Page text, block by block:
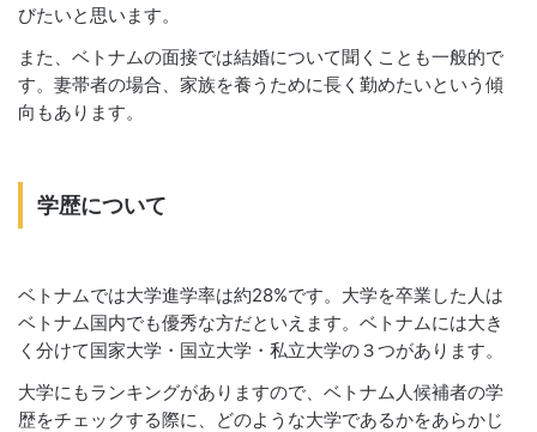
びたいと思います。
また、ベトナムの面接では結婚について聞くことも一般的で
す。妻帯者の場合、家族を養うために長く勤めたいという傾
向もあります。
学歴について
ベトナムでは大学進学率は約28%です。大学を卒業した人は
ベトナム国内でも優秀な方だといえます。ベトナムには大き
く分けて国家大学・国立大学・私立大学の３つがあります。
大学にもランキングがありますので、ベトナム人候補者の学
歴をチェックする際に、どのような大学であるかをあらかじ